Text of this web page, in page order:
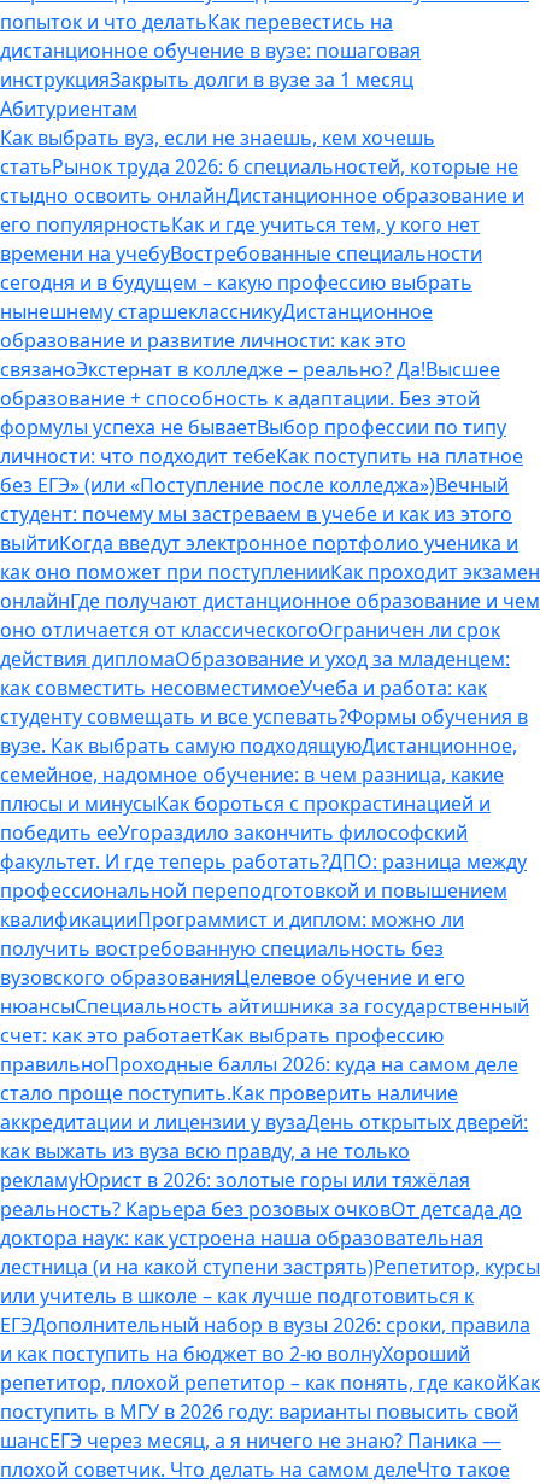
попыток и что делатьКак перевестись на
дистанционное обучение в вузе: пошаговая
инструкцияЗакрыть долги в вузе за 1 месяц
Абитуриентам
Как выбрать вуз, если не знаешь, кем хочешь
статьРынок труда 2026: 6 специальностей, которые не
стыдно освоить онлайнДистанционное образование и
его популярностьКак и где учиться тем, у кого нет
времени на учебуВостребованные специальности
сегодня и в будущем – какую профессию выбрать
нынешнему старшеклассникуДистанционное
образование и развитие личности: как это
связаноЭкстернат в колледже – реально? Да!Высшее
образование + способность к адаптации. Без этой
формулы успеха не бываетВыбор профессии по типу
личности: что подходит тебеКак поступить на платное
без ЕГЭ» (или «Поступление после колледжа»)Вечный
студент: почему мы застреваем в учебе и как из этого
выйтиКогда введут электронное портфолио ученика и
как оно поможет при поступленииКак проходит экзамен
онлайнГде получают дистанционное образование и чем
оно отличается от классическогоОграничен ли срок
действия дипломаОбразование и уход за младенцем:
как совместить несовместимоеУчеба и работа: как
студенту совмещать и все успевать?Формы обучения в
вузе. Как выбрать самую подходящуюДистанционное,
семейное, надомное обучение: в чем разница, какие
плюсы и минусыКак бороться с прокрастинацией и
победить ееУгораздило закончить философский
факультет. И где теперь работать?ДПО: разница между
профессиональной переподготовкой и повышением
квалификацииПрограммист и диплом: можно ли
получить востребованную специальность без
вузовского образованияЦелевое обучение и его
нюансыСпециальность айтишника за государственный
счет: как это работаетКак выбрать профессию
правильноПроходные баллы 2026: куда на самом деле
стало проще поступить.Как проверить наличие
аккредитации и лицензии у вузаДень открытых дверей:
как выжать из вуза всю правду, а не только
рекламуЮрист в 2026: золотые горы или тяжёлая
реальность? Карьера без розовых очковОт детсада до
доктора наук: как устроена наша образовательная
лестница (и на какой ступени застрять)Репетитор, курсы
или учитель в школе – как лучше подготовиться к
ЕГЭДополнительный набор в вузы 2026: сроки, правила
и как поступить на бюджет во 2‑ю волнуХороший
репетитор, плохой репетитор – как понять, где какойКак
поступить в МГУ в 2026 году: варианты повысить свой
шансЕГЭ через месяц, а я ничего не знаю? Паника —
плохой советчик. Что делать на самом делеЧто такое